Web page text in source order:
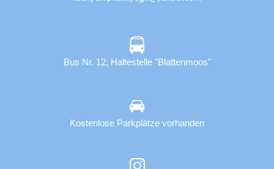
Bus Nr. 12, Haltestelle "Blattenmoos"
Kostenlose Parkplätze vorhanden